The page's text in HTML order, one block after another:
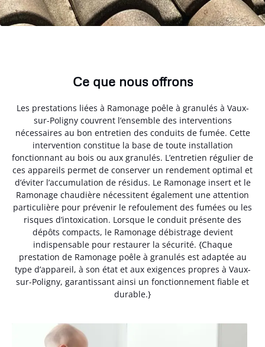
Ce que nous offrons
Les prestations liées à Ramonage poêle à granulés à Vaux-
sur-Poligny couvrent l’ensemble des interventions
nécessaires au bon entretien des conduits de fumée. Cette
intervention constitue la base de toute installation
fonctionnant au bois ou aux granulés. L’entretien régulier de
ces appareils permet de conserver un rendement optimal et
d’éviter l’accumulation de résidus. Le Ramonage insert et le
Ramonage chaudière nécessitent également une attention
particulière pour prévenir le refoulement des fumées ou les
risques d’intoxication. Lorsque le conduit présente des
dépôts compacts, le Ramonage débistrage devient
indispensable pour restaurer la sécurité. {Chaque
prestation de Ramonage poêle à granulés est adaptée au
type d’appareil, à son état et aux exigences propres à Vaux-
sur-Poligny, garantissant ainsi un fonctionnement fiable et
durable.}